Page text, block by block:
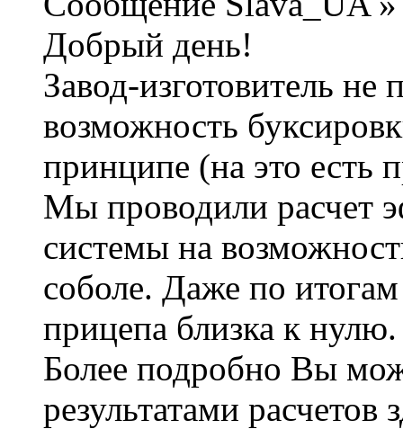
Добрый день!
Завод-изготовитель не
возможность
принципе (на это есть
Мы проводили расчет
системы на
соболе. Даже по
прицепа близка к нулю.
Более подробно Вы
результатами